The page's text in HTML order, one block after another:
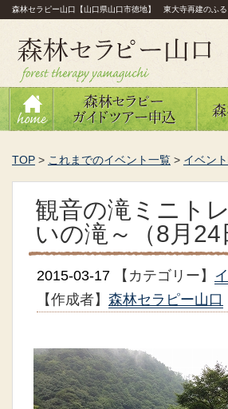
森林セラピー山口【山口県山口市徳地】 東大寺再建のふ
TOP > これまでのイベント一覧 > イベン
観音の滝ミニト
いの滝～（8月24
2015-03-17 【カテゴリー】
【作成者】 森林セラピー山口